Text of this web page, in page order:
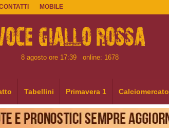
MOBILE
8 agosto ore 17:39 online: 1678
Tabellini Primavera 1 Calciomercato